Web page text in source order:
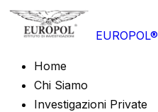
EUROPOL®
Home
Chi Siamo
Investigazioni Private